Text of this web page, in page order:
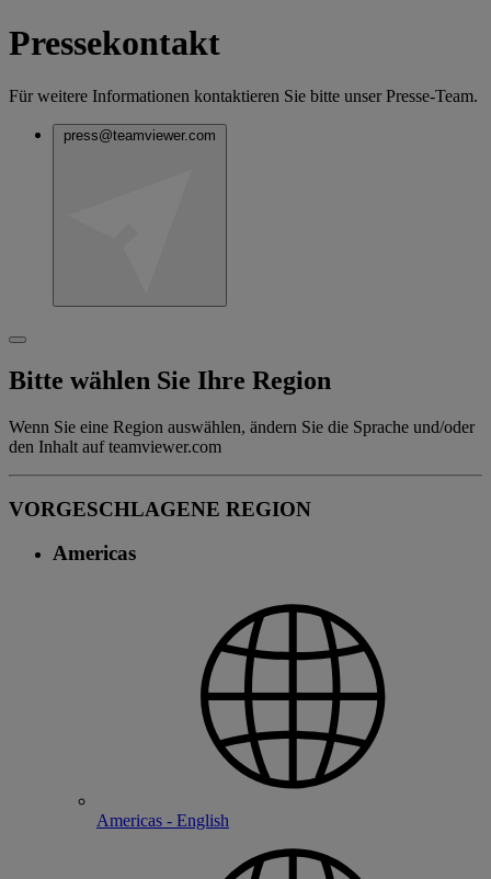
Pressekontakt
Für weitere Informationen kontaktieren Sie bitte unser Presse-Team.
press@teamviewer.com
Bitte wählen Sie Ihre Region
Wenn Sie eine Region auswählen, ändern Sie die Sprache und/oder
den Inhalt auf teamviewer.com
VORGESCHLAGENE REGION
Americas
Americas - English